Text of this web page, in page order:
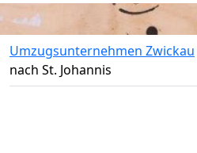
Umzugsunternehmen Zwickau
nach St. Johannis